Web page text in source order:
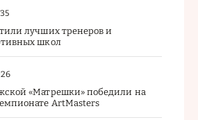
лучших тренеров и
школ
«Матрешки» победили на
ArtMasters